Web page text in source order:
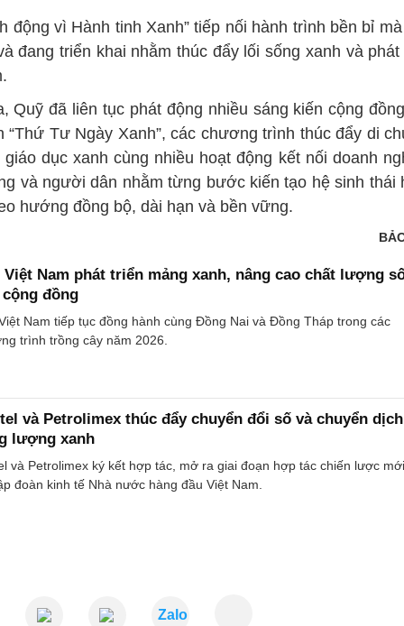
động vì Hành tinh Xanh” tiếp nối hành trình bền bỉ
đang triển khai nhằm thúc đẩy lối sống xanh và phát
Quỹ đã liên tục phát động nhiều sáng kiến cộng
“Thứ Tư Ngày Xanh”, các chương trình thúc đẩy di
dục xanh cùng nhiều hoạt động kết nối doanh
và người dân nhằm từng bước kiến tạo hệ sinh thái
hướng đồng bộ, dài hạn và bền vững.
Việt Nam phát triển mảng xanh, nâng cao chất lượng
đồng
Nam tiếp tục đồng hành cùng Đồng Nai và Đồng Tháp trong các
trình trồng cây năm 2026.
và Petrolimex thúc đẩy chuyển đổi số và chuyển dịch
lượng xanh
và Petrolimex ký kết hợp tác, mở ra giai đoạn hợp tác chiến lược
đoàn kinh tế Nhà nước hàng đầu Việt Nam.
Zalo